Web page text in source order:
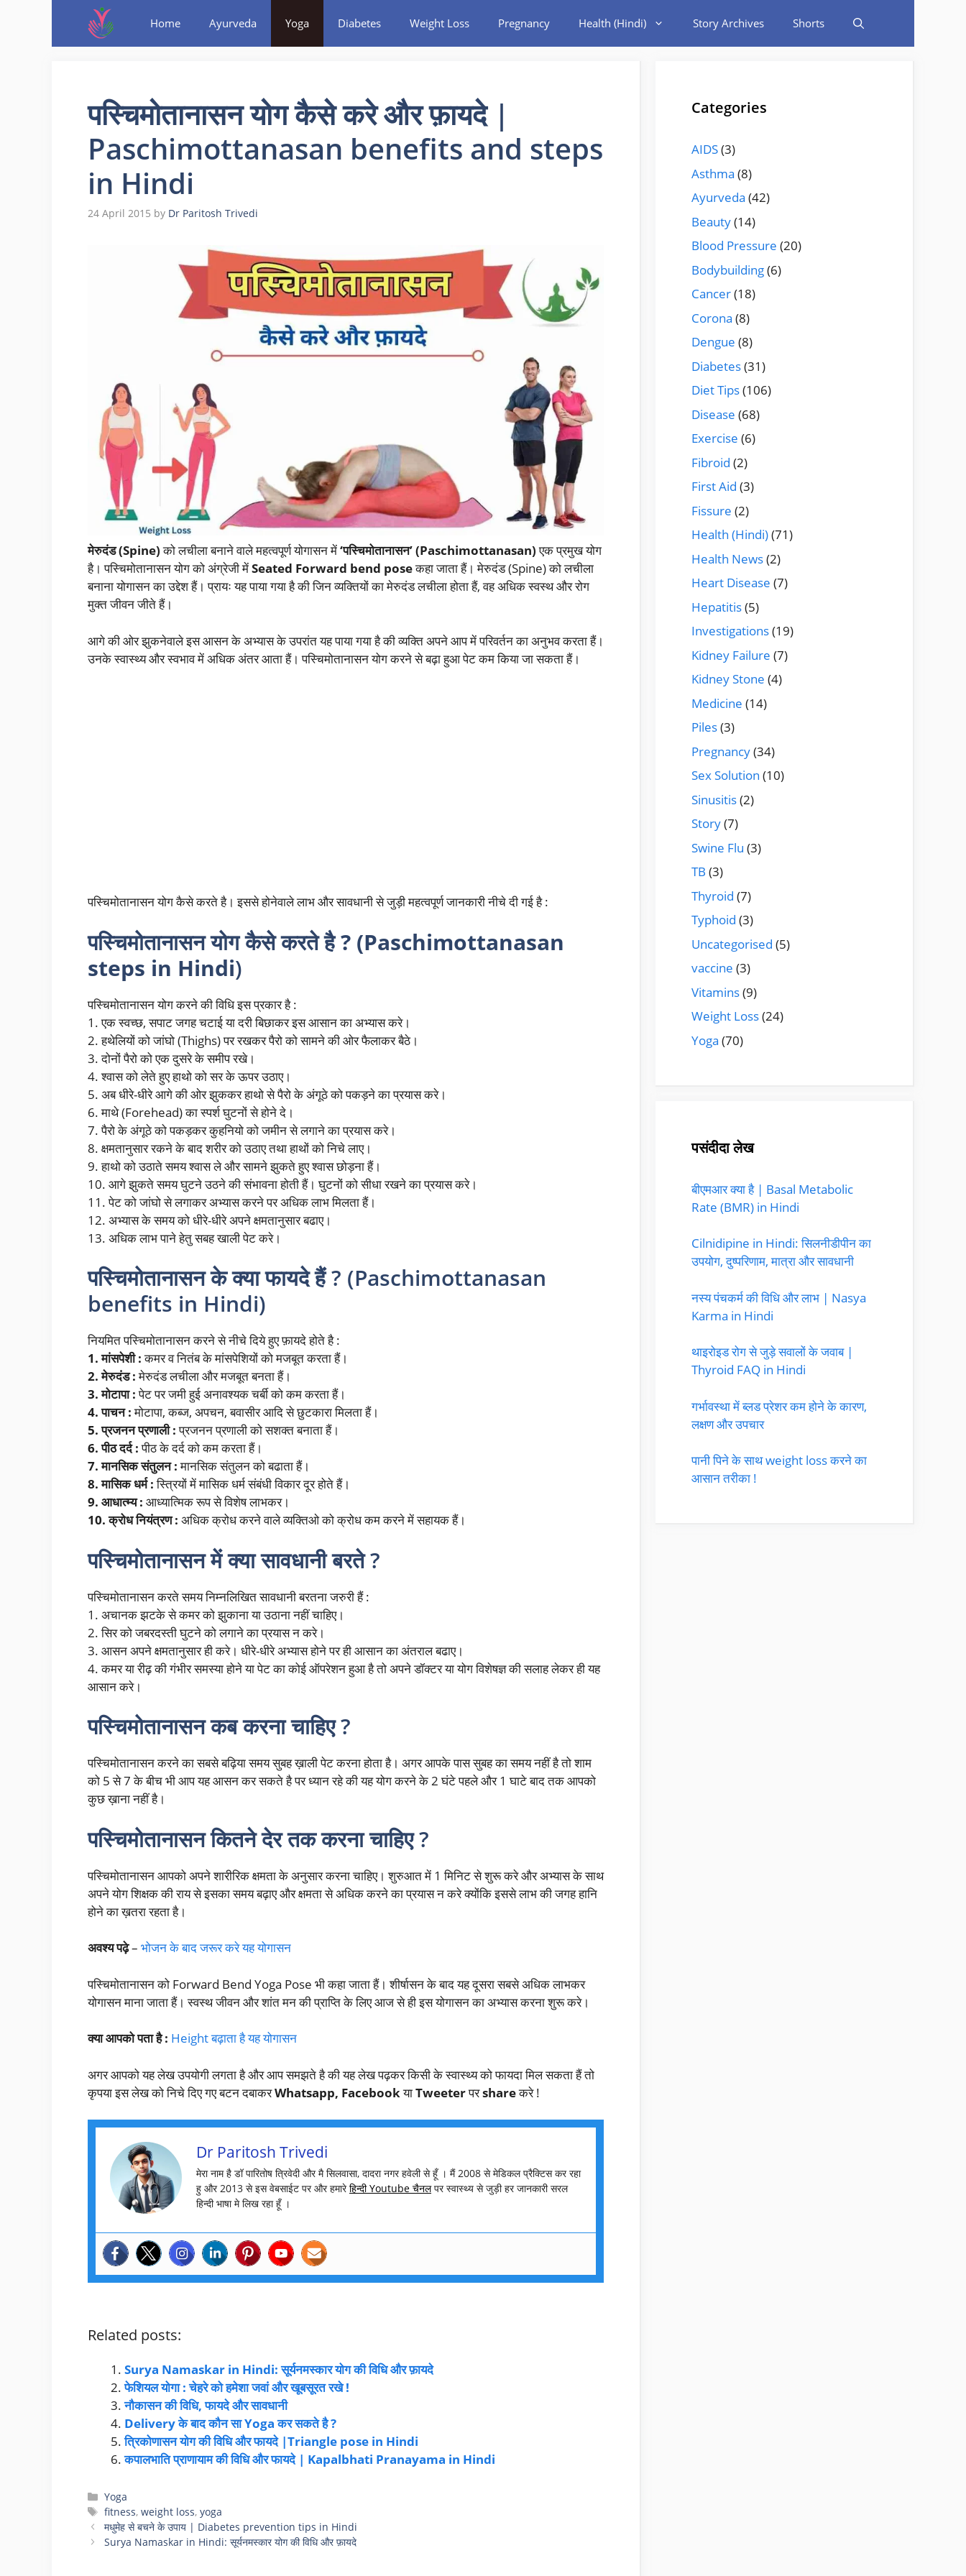
Home Ayurveda Yoga Diabetes Weight Loss Pregnancy Health (Hindi) Story Archives Shorts
पस्चिमोतानासन योग कैसे करे और फ़ायदे |
Paschimottanasan benefits and steps
in Hindi
24 April 2015 by Dr Paritosh Trivedi
मेरुदंड (Spine)को लचीला बनाने वाले महत्वपूर्ण योगासन में‘पस्चिमोतानासन’ (Paschimottanasan)एक प्रमुख योग
है। पस्चिमोतानासन योग को अंग्रेजी मेंSeated Forward bend poseकहा जाता हैं। मेरुदंड (Spine) को लचीला
बनाना योगासन का उद्देश हैं। प्रायः यह पाया गया है की जिन व्यक्तियों का मेरुदंड लचीला होता हैं, वह अधिक स्वस्थ और रोग
मुक्त जीवन जीते हैं।
आगे की ओर झुकनेवाले इस आसन के अभ्यास के उपरांत यह पाया गया है की व्यक्ति अपने आप में परिवर्तन का अनुभव करता हैं।
उनके स्वास्थ्य और स्वभाव में अधिक अंतर आता हैं। पस्चिमोतानासन योग करने से बढ़ा हुआ पेट कम किया जा सकता हैं।
पस्चिमोतानासन योग कैसे करते है। इससे होनेवाले लाभ और सावधानी से जुड़ी महत्वपूर्ण जानकारी नीचे दी गई है :
पस्चिमोतानासन योग कैसे करते है ? (Paschimottanasan
steps in Hindi)
पस्चिमोतानासन योग करने की विधि इस प्रकार है :
1. एक स्वच्छ, सपाट जगह चटाई या दरी बिछाकर इस आसान का अभ्यास करे।
2. हथेलियों को जांघो (Thighs) पर रखकर पैरो को सामने की ओर फैलाकर बैठे।
3. दोनों पैरो को एक दुसरे के समीप रखे।
4. श्वास को लेते हुए हाथो को सर के ऊपर उठाए।
5. अब धीरे-धीरे आगे की ओर झुककर हाथो से पैरो के अंगूठे को पकड़ने का प्रयास करे।
6. माथे (Forehead) का स्पर्श घुटनों से होने दे।
7. पैरो के अंगूठे को पकड़कर कुहनियो को जमीन से लगाने का प्रयास करे।
8. क्षमतानुसार रकने के बाद शरीर को उठाए तथा हाथों को निचे लाए।
9. हाथो को उठाते समय श्वास ले और सामने झुकते हुए श्वास छोड़ना हैं।
10. आगे झुकते समय घुटने उठने की संभावना होती हैं। घुटनों को सीधा रखने का प्रयास करे।
11. पेट को जांघो से लगाकर अभ्यास करने पर अधिक लाभ मिलता हैं।
12. अभ्यास के समय को धीरे-धीरे अपने क्षमतानुसार बढाए।
13. अधिक लाभ पाने हेतु सबह खाली पेट करे।
पस्चिमोतानासन के क्या फायदे हैं ? (Paschimottanasan
benefits in Hindi)
नियमित पस्चिमोतानासन करने से नीचे दिये हुए फ़ायदे होते है :
1. मांसपेशी :कमर व नितंब के मांसपेशियों को मजबूत करता हैं।
2. मेरुदंड :मेरुदंड लचीला और मजबूत बनता हैं।
3. मोटापा :पेट पर जमी हुई अनावश्यक चर्बी को कम करता हैं।
4. पाचन :मोटापा, कब्ज, अपचन, बवासीर आदि से छुटकारा मिलता हैं।
5. प्रजनन प्रणाली :प्रजनन प्रणाली को सशक्त बनाता हैं।
6. पीठ दर्द :पीठ के दर्द को कम करता हैं।
7. मानसिक संतुलन :मानसिक संतुलन को बढाता हैं।
8. मासिक धर्म :स्त्रियों में मासिक धर्म संबंधी विकार दूर होते हैं।
9. आधात्म्य : आध्यात्मिक रूप से विशेष लाभकर।
10. क्रोध नियंत्रण : अधिक क्रोध करने वाले व्यक्तिओ को क्रोध कम करने में सहायक हैं।
पस्चिमोतानासन में क्या सावधानी बरते ?
पस्चिमोतानासन करते समय निम्नलिखित सावधानी बरतना जरुरी हैं :
1. अचानक झटके से कमर को झुकाना या उठाना नहीं चाहिए।
2. सिर को जबरदस्ती घुटने को लगाने का प्रयास न करे।
3. आसन अपने क्षमतानुसार ही करे। धीरे-धीरे अभ्यास होने पर ही आसान का अंतराल बढाए।
4. कमर या रीढ़ की गंभीर समस्या होने या पेट का कोई ऑपरेशन हुआ है तो अपने डॉक्टर या योग विशेषज्ञ की सलाह लेकर ही यह
आसान करे।
पस्चिमोतानासन कब करना चाहिए ?
पस्चिमोतानासन करने का सबसे बढ़िया समय सुबह ख़ाली पेट करना होता है। अगर आपके पास सुबह का समय नहीं है तो शाम
को 5 से 7 के बीच भी आप यह आसन कर सकते है पर ध्यान रहे की यह योग करने के 2 घंटे पहले और 1 घाटे बाद तक आपको
कुछ ख़ाना नहीं है।
पस्चिमोतानासन कितने देर तक करना चाहिए ?
पस्चिमोतानासन आपको अपने शारीरिक क्षमता के अनुसार करना चाहिए। शुरुआत में 1 मिनिट से शुरू करे और अभ्यास के साथ
अपने योग शिक्षक की राय से इसका समय बढ़ाए और क्षमता से अधिक करने का प्रयास न करे क्योंकि इससे लाभ की जगह हानि
होने का ख़तरा रहता है।
अवश्य पढ़े– भोजन के बाद जरूर करे यह योगासन
पस्चिमोतानासन को Forward Bend Yoga Pose भी कहा जाता हैं। शीर्षासन के बाद यह दूसरा सबसे अधिक लाभकर
योगासन माना जाता हैं। स्वस्थ जीवन और शांत मन की प्राप्ति के लिए आज से ही इस योगासन का अभ्यास करना शुरू करे।
क्या आपको पता है : Height बढ़ाता है यह योगासन
अगर आपको यह लेख उपयोगी लगता है और आप समझते है की यह लेख पढ़कर किसी के स्वास्थ्य को फायदा मिल सकता हैं तो
कृपया इस लेख को निचे दिए गए बटन दबाकरWhatsapp, FacebookयाTweeterपरshareकरे !
Dr Paritosh Trivedi
मेरा नाम है डॉ पारितोष त्रिवेदी और मै सिलवासा, दादरा नगर हवेली से हूँ । मैं 2008 से मेडिकल प्रैक्टिस कर रहा
हु और 2013 से इस वेबसाईट पर और हमारेहिन्दी Youtube चैनलपर स्वास्थ्य से जुड़ी हर जानकारी सरल
हिन्दी भाषा मे लिख रहा हूँ ।
Related posts:
Surya Namaskar in Hindi: सूर्यनमस्कार योग की विधि और फ़ायदे
फेशियल योगा : चेहरे को हमेशा जवां और खूबसूरत रखे !
नौकासन की विधि, फायदे और सावधानी
Delivery के बाद कौन सा Yoga कर सकते है ?
त्रिकोणासन योग की विधि और फायदे |Triangle pose in Hindi
कपालभाति प्राणायाम की विधि और फायदे | Kapalbhati Pranayama in Hindi
Yoga
fitness,weight loss,yoga
मधुमेह से बचने के उपाय | Diabetes prevention tips in Hindi
Surya Namaskar in Hindi: सूर्यनमस्कार योग की विधि और फ़ायदे
Categories
AIDS(3)
Asthma (8)
Ayurveda (42)
Beauty(14)
Blood Pressure (20)
Bodybuilding(6)
Cancer(18)
Corona (8)
Dengue (8)
Diabetes(31)
Diet Tips(106)
Disease (68)
Exercise (6)
Fibroid (2)
First Aid (3)
Fissure (2)
Health (Hindi)(71)
Health News(2)
Heart Disease (7)
Hepatitis(5)
Investigations(19)
Kidney Failure (7)
Kidney Stone (4)
Medicine (14)
Piles(3)
Pregnancy(34)
Sex Solution (10)
Sinusitis(2)
Story(7)
Swine Flu (3)
TB (3)
Thyroid (7)
Typhoid (3)
Uncategorised (5)
vaccine (3)
Vitamins(9)
Weight Loss(24)
Yoga (70)
पसंदीदा लेख
बीएमआर क्या है | Basal Metabolic
Rate (BMR) in Hindi
Cilnidipine in Hindi: सिलनीडीपीन का
उपयोग, दुष्परिणाम, मात्रा और सावधानी
नस्य पंचकर्म की विधि और लाभ | Nasya
Karma in Hindi
थाइरोइड रोग से जुड़े सवालों के जवाब |
Thyroid FAQ in Hindi
गर्भावस्था में ब्लड प्रेशर कम होने के कारण,
लक्षण और उपचार
पानी पिने के साथ weight loss करने का
आसान तरीका !